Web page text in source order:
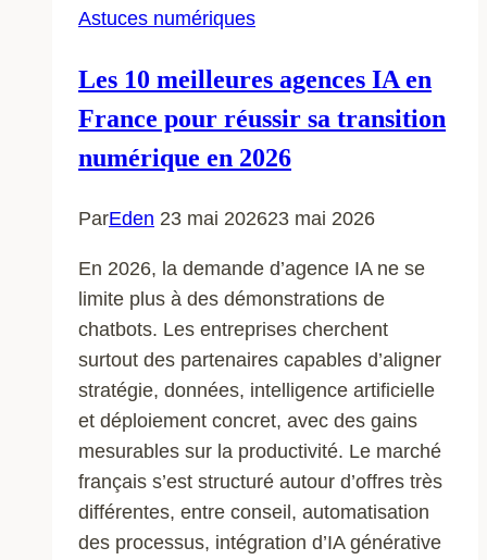
Astuces numériques
Les 10 meilleures agences IA en
France pour réussir sa transition
numérique en 2026
ParEden 23 mai 202623 mai 2026
En 2026, la demande d’agence IA ne se
limite plus à des démonstrations de
chatbots. Les entreprises cherchent
surtout des partenaires capables d’aligner
stratégie, données, intelligence artificielle
et déploiement concret, avec des gains
mesurables sur la productivité. Le marché
français s’est structuré autour d’offres très
différentes, entre conseil, automatisation
des processus, intégration d’IA générative